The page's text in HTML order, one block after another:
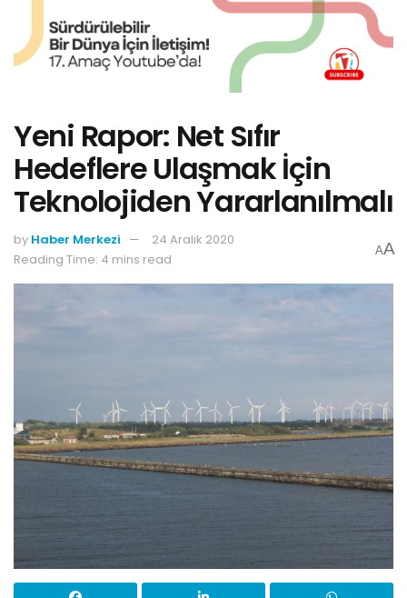
Yeni Rapor: Net Sıfır
Hedeflere Ulaşmak İçin
Teknolojiden Yararlanılmalı
by Haber Merkezi
24 Aralık 2020
Reading Time: 4 mins read
AA